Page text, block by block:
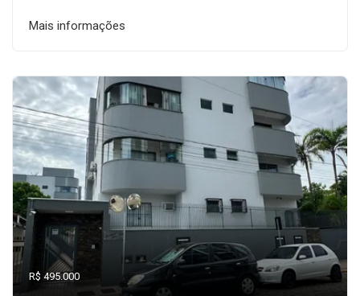
Mais informações
R$ 495.000